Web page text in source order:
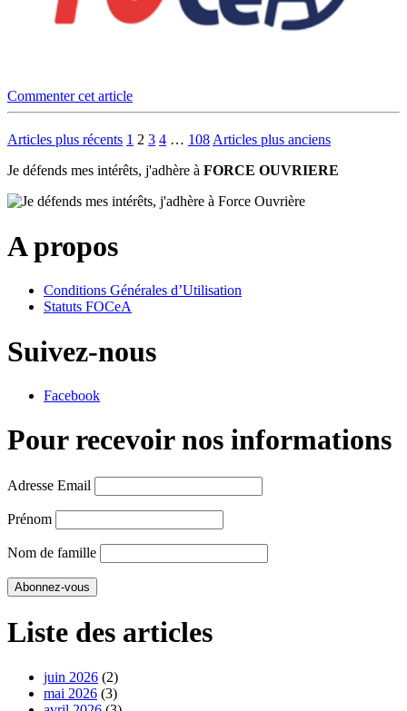
Commenter cet article
Articles plus récents 1 2 3 4 … 108 Articles plus anciens
Je défends mes intérêts, j'adhère à FORCE OUVRIERE
A propos
Conditions Générales d’Utilisation
Statuts FOCeA
Suivez-nous
Facebook
Pour recevoir nos informations
Adresse Email
Prénom
Nom de famille
Liste des articles
juin 2026 (2)
mai 2026 (3)